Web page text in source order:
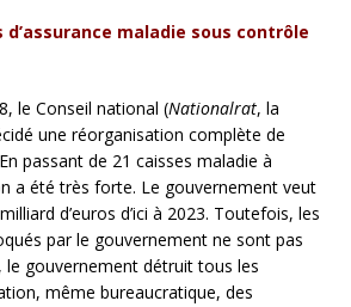
d’assurance maladie sous contrôle
le Conseil national (Nationalrat, la
une réorganisation complète de
passant de 21 caisses maladie à
a été très forte. Le gouvernement veut
d’euros d’ici à 2023. Toutefois, les
par le gouvernement ne sont pas
le gouvernement détruit tous les
même bureaucratique, des